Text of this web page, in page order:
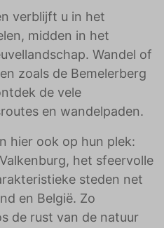
verblijft u in het
midden in het
Wandel of
zoals de Bemelerberg
de vele
en wandelpaden.
hier ook op hun plek:
het sfeervolle
steden net
en België. Zo
de rust van de natuur